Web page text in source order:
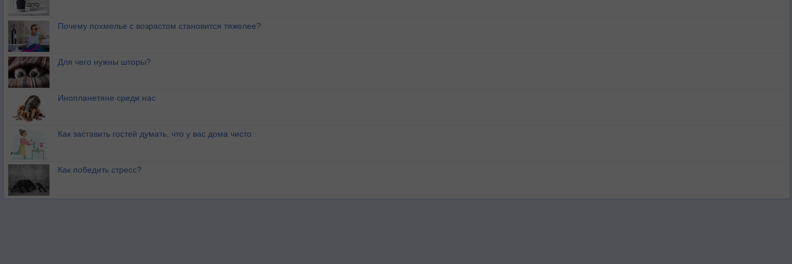
Почему похмелье с возрастом становится тяжелее?
Для чего нужны шторы?
Инопланетяне среди нас
Как заставить гостей думать, что у вас дома чисто
Как победить стресс?